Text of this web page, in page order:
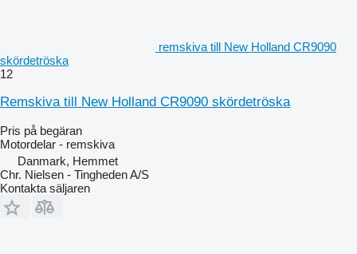
remskiva till New Holland CR9090
skördetröska
12
Remskiva till New Holland CR9090 skördetröska
Pris på begäran
Motordelar - remskiva
Danmark, Hemmet
Chr. Nielsen - Tingheden A/S
Kontakta säljaren